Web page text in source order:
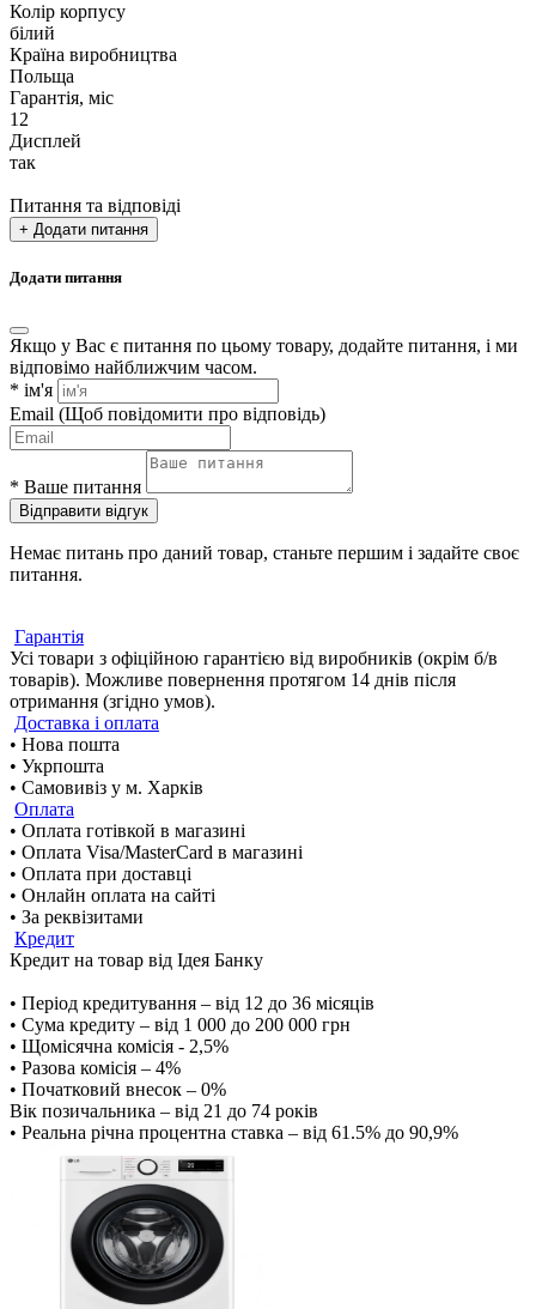
Колір корпусу
білий
Країна виробництва
Польща
Гарантія, міс
12
Дисплей
так
Питання та відповіді
+ Додати питання
Додати питання
Якщо у Вас є питання по цьому товару, додайте питання, і ми
відповімо найближчим часом.
* ім'я
Email (Щоб повідомити про відповідь)
* Ваше питання
Відправити відгук
Немає питань про даний товар, станьте першим і задайте своє
питання.
Гарантія
Усі товари з офіційною гарантією від виробників (окрім б/в
товарів). Можливе повернення протягом 14 днів після
отримання (згідно умов).
Доставка і оплата
• Нова пошта
• Укрпошта
• Самовивіз у м. Харків
Оплата
• Оплата готівкой в магазині
• Оплата Visa/MasterCard в магазині
• Оплата при доставці
• Онлайн оплата на сайті
• За реквізитами
Кредит
Кредит на товар від Ідея Банку
• Період кредитування – від 12 до 36 місяців
• Сума кредиту – від 1 000 до 200 000 грн
• Щомісячна комісія - 2,5%
• Разова комісія – 4%
• Початковий внесок – 0%
Вік позичальника – від 21 до 74 років
• Реальна річна процентна ставка – від 61.5% до 90,9%